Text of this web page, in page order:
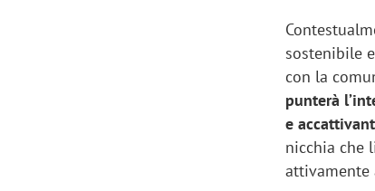
sostenibile
con la
punterà
e
nicchia che